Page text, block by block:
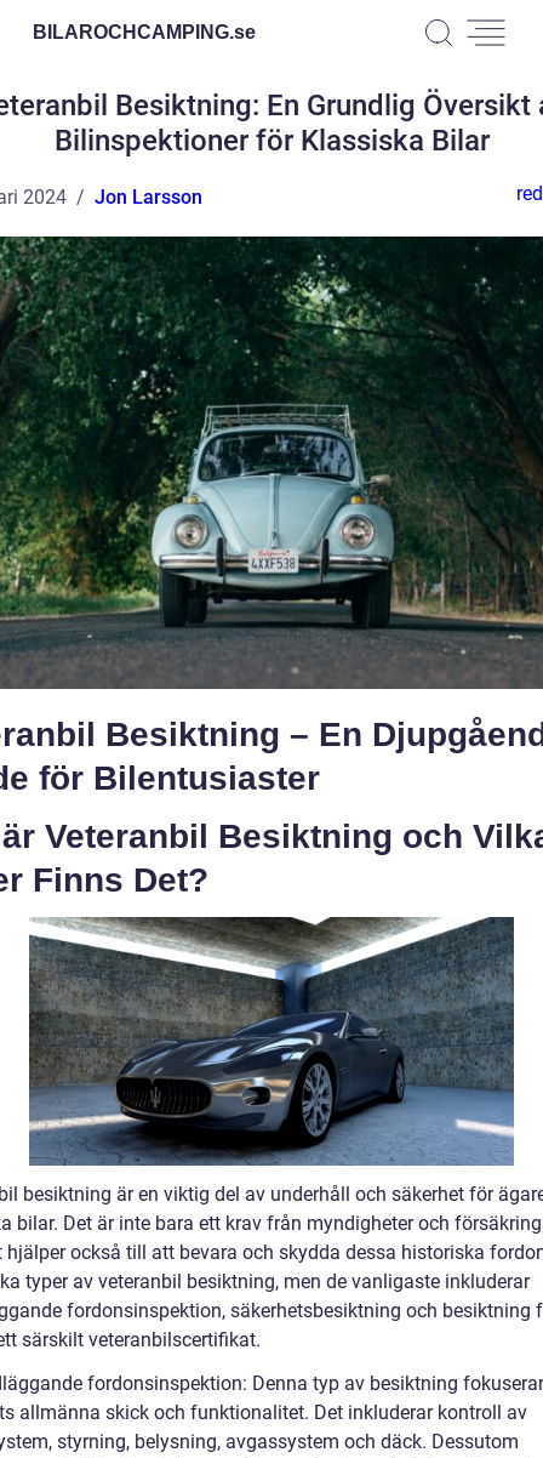
BILAROCHCAMPING.se
Besiktning: En Grundlig Översikt
Bilinspektioner för Klassiska Bilar
2024 Jon Larsson
Besiktning – En
för Bilentusiaster
Veteranbil Besiktning och
Finns Det?
besiktning är en viktig del av underhåll och säkerhet för
bilar. Det är inte bara ett krav från myndigheter och
hjälper också till att bevara och skydda dessa historiska
typer av veteranbil besiktning, men de vanligaste inkluderar
fordonsinspektion, säkerhetsbesiktning och besiktning
särskilt veteranbilscertifikat.
fordonsinspektion: Denna typ av besiktning
allmänna skick och funktionalitet. Det inkluderar kontroll av
styrning, belysning, avgassystem och däck. Dessutom